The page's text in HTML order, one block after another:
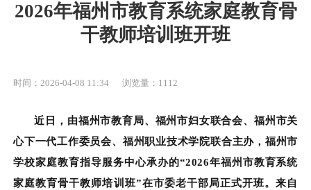
2026年福州市教育系统家庭教育骨
干教师培训班开班
时间：2026-04-08 11:34 浏览量：1112
近日，由福州市教育局、福州市妇女联合会、福州市关
心下一代工作委员会、福州职业技术学院联合主办，福州市
学校家庭教育指导服务中心承办的“2026年福州市教育系统
家庭教育骨干教师培训班”在市委老干部局正式开班。来自